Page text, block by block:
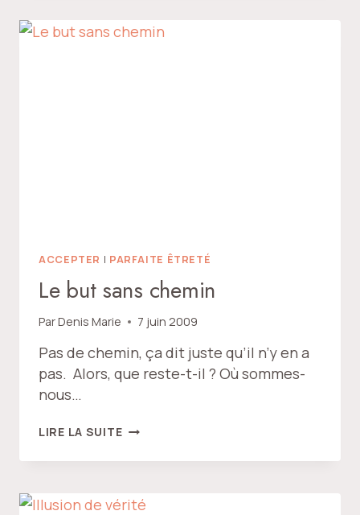
ACCEPTER | PARFAITE ÊTRETÉ
Le but sans chemin
ParDenis Marie 7 juin 2009
Pas de chemin, ça dit juste qu’il n’y en a
pas. Alors, que reste-t-il ? Où sommes-
nous…
LIRE LA SUITELE
SANS